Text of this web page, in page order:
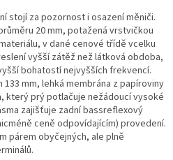
stojí za pozornost i osazení měniči.
20 mm, potažená vrstvičkou
v dané cenové třídě vcelku
vyšší zátěž než látková obdoba,
bohatostí nejvyšších frekvencí.
mm, lehká membrána z papíroviny
který prý potlačuje nežádoucí vysoké
zajišťuje zadní bassreflexový
ceně odpovídajícím) provedení.
párem obyčejných, ale plně